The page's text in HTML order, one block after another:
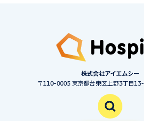
株式会社アイエムシー
〒110-0005 東京都台東区上野3丁目